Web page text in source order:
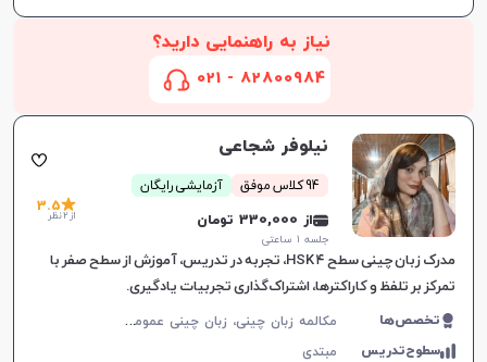
نیاز به راهنمایی دارید؟
82800984 - 021
نیلوفر شجاعی
94 کلاس موفق آزمایشی رایگان
از 330,000 تومان
جلسه ۱ ساعتی
3.5
از 2 نظر
مدرک زبان چینی سطح HSK ۴، تجربه در تدریس، آموزش از سطح صفر با
تمرکز بر تلفظ و کاراکترها، اشتراک‌گذاری تجربیات یادگیری.
تخصص‌ها م
کالمه زبان چینی، زبان چینی عمومی، زبان چینی کودکان
سطوح‌تدریس مبتدی